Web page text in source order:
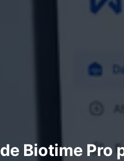
Biotime Pro